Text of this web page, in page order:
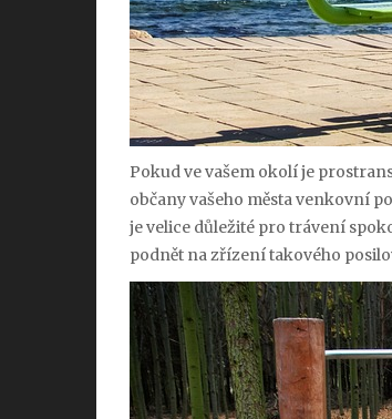
Pokud ve vašem okolí je
občany vašeho města venkovní
je velice důležité pro trávení
podnět na zřízení takového